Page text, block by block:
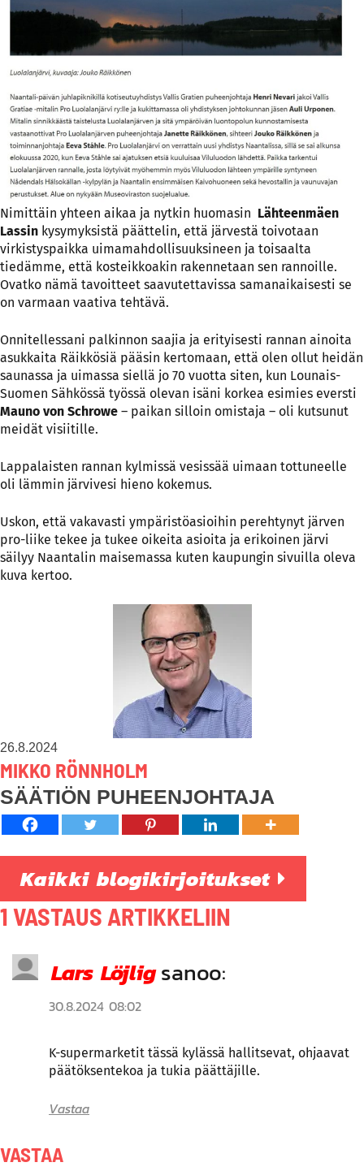
Nimittäin yhteen aikaa ja nytkin huomasin Lähteenmäen
Lassin kysymyksistä päättelin, että järvestä toivotaan
virkistyspaikka uimamahdollisuuksineen ja toisaalta
tiedämme, että kosteikkoakin rakennetaan sen rannoille.
Ovatko nämä tavoitteet saavutettavissa samanaikaisesti se
on varmaan vaativa tehtävä.
Onnitellessani palkinnon saajia ja erityisesti rannan ainoita
asukkaita Räikkösiä pääsin kertomaan, että olen ollut heidän
saunassa ja uimassa siellä jo 70 vuotta siten, kun Lounais-
Suomen Sähkössä työssä olevan isäni korkea esimies eversti
Mauno von Schrowe – paikan silloin omistaja – oli kutsunut
meidät visiitille.
Lappalaisten rannan kylmissä vesissää uimaan tottuneelle
oli lämmin järvivesi hieno kokemus.
Uskon, että vakavasti ympäristöasioihin perehtynyt järven
pro-liike tekee ja tukee oikeita asioita ja erikoinen järvi
säilyy Naantalin maisemassa kuten kaupungin sivuilla oleva
kuva kertoo.
26.8.2024
MIKKO RÖNNHOLM
SÄÄTIÖN PUHEENJOHTAJA
Kaikki blogikirjoitukset
1 VASTAUS ARTIKKELIIN
Lars Löjligsanoo:
30.8.2024 08:02
K-supermarketit tässä kylässä hallitsevat, ohjaavat
päätöksentekoa ja tukia päättäjille.
Vastaa
VASTAA